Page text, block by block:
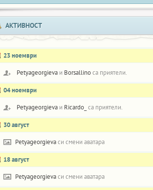
АКТИВНОСТ
23 ноември
Petyageorgieva и Borsallinoса приятели.
04 ноември
Petyageorgieva и Ricardo_ са приятели.
30 август
Petyageorgievaси смени аватара
18 август
Petyageorgievaси смени аватара